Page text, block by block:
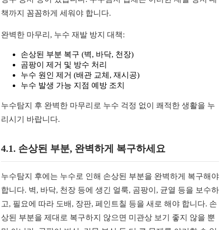
책까지 꼼꼼하게 세워야 합니다.
완벽한 마무리, 누수 재발 방지 대책:
손상된 부분 복구 (벽, 바닥, 천장)
곰팡이 제거 및 방수 처리
누수 원인 제거 (배관 교체, 재시공)
누수 발생 가능 지점 예방 조치
누수탐지 후 완벽한 마무리로 누수 걱정 없이 쾌적한 생활을 누
리시기 바랍니다.
4.1. 손상된 부분, 완벽하게 복구하세요
누수탐지 후에는 누수로 인해 손상된 부분을 완벽하게 복구해야
합니다. 벽, 바닥, 천장 등에 생긴 얼룩, 곰팡이, 균열 등을 보수하
고, 필요에 따라 도배, 장판, 페인트칠 등을 새로 해야 합니다. 손
상된 부분을 제대로 복구하지 않으면 미관상 보기 좋지 않을 뿐